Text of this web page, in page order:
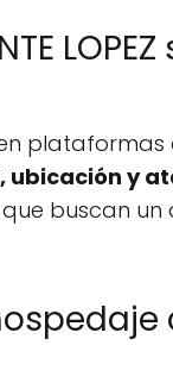
plataformas
ubicación y
buscan un